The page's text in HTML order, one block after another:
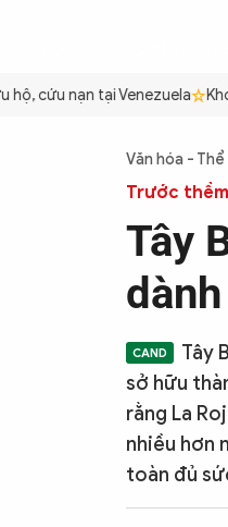
cứu nạn tại Venezuela
Văn hóa -
Trước
Tây
Tây
sở hữu
rằng La
nhiều hơn
toàn đủ